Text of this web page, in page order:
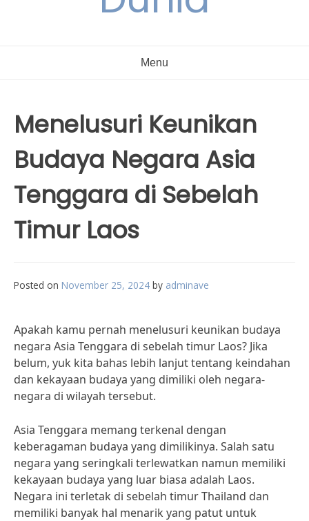
Menu
Menelusuri Keunikan
Budaya Negara Asia
Tenggara di Sebelah
Timur Laos
Posted on November 25, 2024 by adminave
Apakah kamu pernah menelusuri keunikan budaya
negara Asia Tenggara di sebelah timur Laos? Jika
belum, yuk kita bahas lebih lanjut tentang keindahan
dan kekayaan budaya yang dimiliki oleh negara-
negara di wilayah tersebut.
Asia Tenggara memang terkenal dengan
keberagaman budaya yang dimilikinya. Salah satu
negara yang seringkali terlewatkan namun memiliki
kekayaan budaya yang luar biasa adalah Laos.
Negara ini terletak di sebelah timur Thailand dan
memiliki banyak hal menarik yang patut untuk